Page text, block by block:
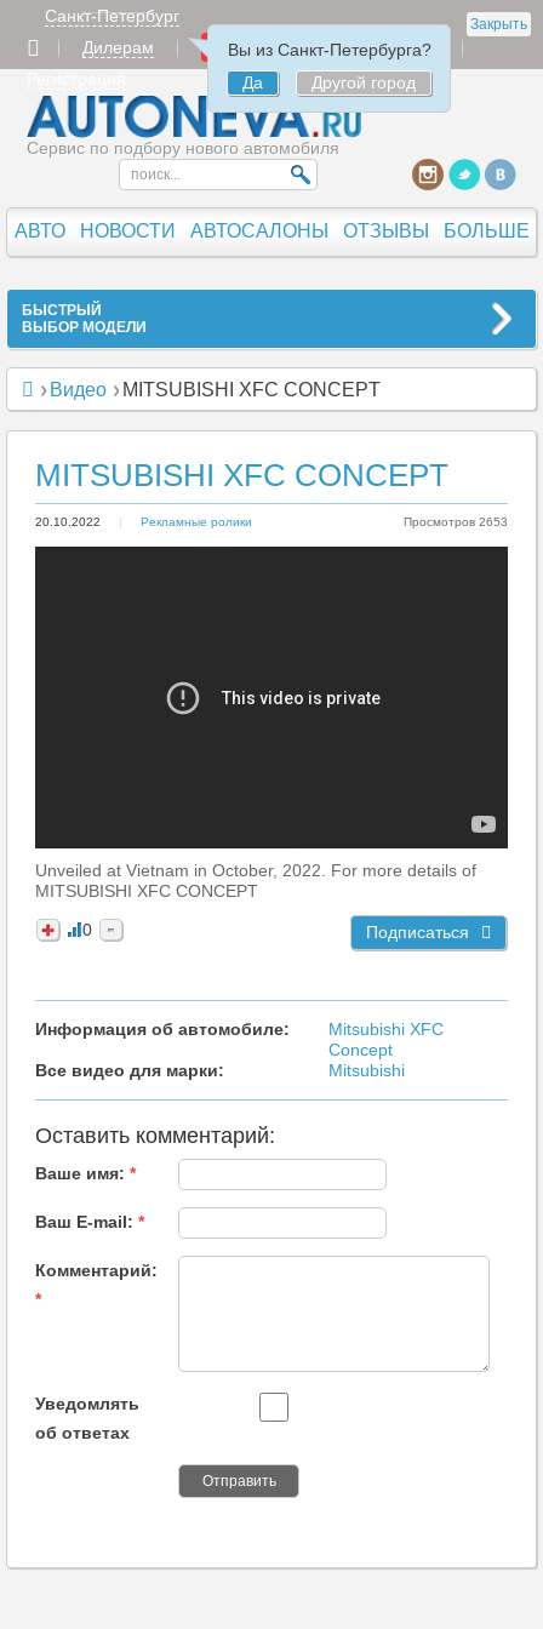
Закрыть
Санкт-Петербург
Вы из Санкт-Петербурга?
Да
Другой город
Дилерам Продать
Авторизация
Сервис по подбору нового автомобиля
АВТО НОВОСТИ АВТОСАЛОНЫ ОТЗЫВЫ БОЛЬШЕ
БЫСТРЫЙ
ВЫБОР МОДЕЛИ
Видео MITSUBISHI XFC CONCEPT
MITSUBISHI XFC CONCEPT
Просмотров 2653
20.10.2022 | Рекламные ролики
Unveiled at Vietnam in October, 2022. For more details of
MITSUBISHI XFC CONCEPT
0
Подписаться
Информация об автомобиле:
Mitsubishi XFC
Concept
Все видео для марки:
Mitsubishi
Оставить комментарий:
Ваше имя: *
Ваш E-mail: *
Комментарий:
*
Уведомлять
об ответах
Отправить